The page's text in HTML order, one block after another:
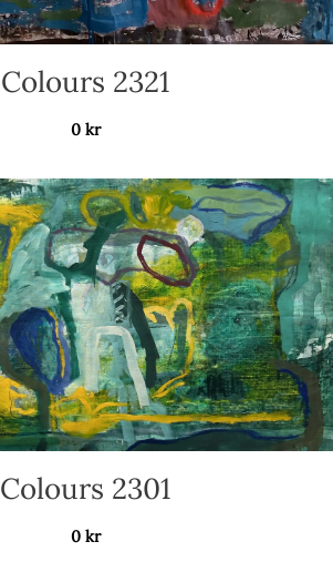
Colours 2321
0 kr
Colours 2301
0 kr